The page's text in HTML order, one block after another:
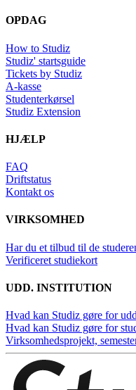
OPDAG
How to Studiz
Studiz' startsguide
Tickets by Studiz
A-kasse
Studenterkørsel
Studiz Extension
HJÆLP
FAQ
Driftstatus
Kontakt os
VIRKSOMHED
Har du et tilbud til de
Verificeret studiekort
UDD. INSTITUTION
Hvad kan Studiz gøre for
Hvad kan Studiz gøre for
Virksomhedsprojekt,